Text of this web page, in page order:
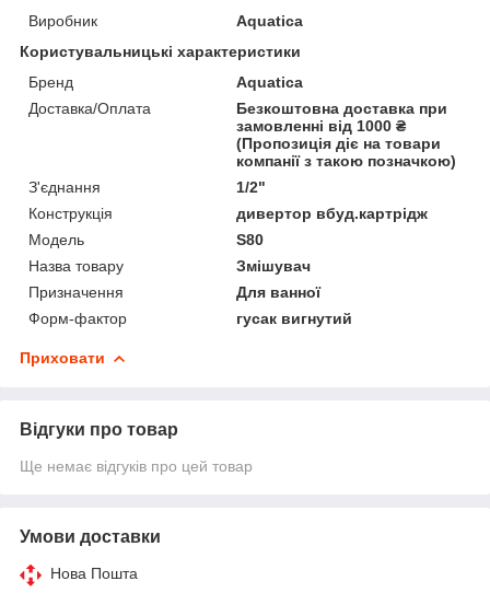
Виробник
Aquatica
Користувальницькі характеристики
Бренд
Aquatica
Доставка/Оплата
Безкоштовна доставка при
замовленні від 1000 ₴
(Пропозиція діє на товари
компанії з такою позначкою)
З'єднання
1/2"
Конструкція
дивертор вбуд.картрідж
Мoдель
S80
Назва товару
Змішувач
Призначення
Для ванної
Форм-фактор
гусак вигнутий
Приховати
Відгуки про товар
Ще немає відгуків про цей товар
Умови доставки
Нова Пошта